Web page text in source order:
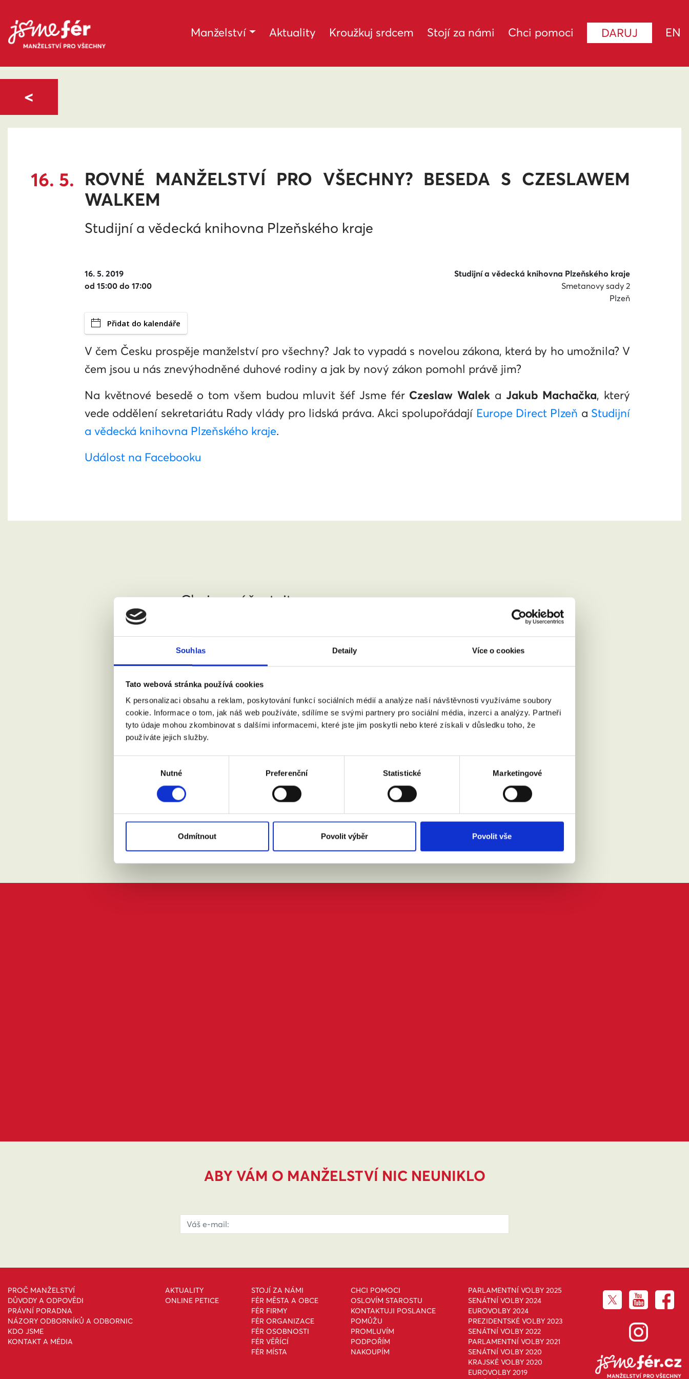
Souhlas Detaily Více o cookies
Tato webová stránka používá cookies
K personalizaci obsahu a reklam, poskytování funkcí sociálních médií a analýze naší návštěvnosti využíváme soubory
cookie. Informace o tom, jak náš web používáte, sdílíme se svými partnery pro sociální média, inzerci a analýzy. Partneři
tyto údaje mohou zkombinovat s dalšími informacemi, které jste jim poskytli nebo které získali v důsledku toho, že
používáte jejich služby.
Nutné Preferenční Statistické Marketingové
Odmítnout Povolit výběr Povolit vše
Manželství Aktuality Kroužkuj srdcem Stojí za námi Chci pomoci DARUJ EN
16. 5. ROVNÉ MANŽELSTVÍ PRO VŠECHNY? BESEDA S CZESLAWEM
WALKEM
Studijní a vědecká knihovna Plzeňského kraje
16. 5. 2019
od 15:00 do 17:00
Studijní a vědecká knihovna Plzeňského kraje
Smetanovy sady 2
Plzeň
Přidat do kalendáře
V čem Česku prospěje manželství pro všechny? Jak to vypadá s novelou zákona, která by ho umožnila? V
čem jsou u nás znevýhodněné duhové rodiny a jak by nový zákon pomohl právě jim?
Na květnové besedě o tom všem budou mluvit šéf Jsme fér Czeslaw Walek a Jakub Machačka, který
vede oddělení sekretariátu Rady vlády pro lidská práva. Akci spolupořádají Europe Direct Plzeň a Studijní
a vědecká knihovna Plzeňského kraje.
Událost na Facebooku
<
Chci se zúčastnit.
Kde žijete? (město, PSČ):
Přijdu s doprovodem.
Souhlasím se zpracováním osobních údajů podle zákona č. 101/2000 Sb.
ABY VÁM O MANŽELSTVÍ NIC NEUNIKLO
PROČ MANŽELSTVÍ
DŮVODY A ODPOVĚDI
PRÁVNÍ PORADNA
NÁZORY ODBORNÍKŮ A ODBORNIC
KDO JSME
KONTAKT A MÉDIA
AKTUALITY
ONLINE PETICE
STOJÍ ZA NÁMI
FÉR MĚSTA A OBCE
FÉR FIRMY
FÉR ORGANIZACE
FÉR OSOBNOSTI
FÉR VĚŘÍCÍ
FÉR MÍSTA
CHCI POMOCI
OSLOVÍM STAROSTU
KONTAKTUJI POSLANCE
POMŮŽU
PROMLUVÍM
PODPOŘÍM
NAKOUPÍM
PARLAMENTNÍ VOLBY 2025
SENÁTNÍ VOLBY 2024
EUROVOLBY 2024
PREZIDENTSKÉ VOLBY 2023
SENÁTNÍ VOLBY 2022
PARLAMENTNÍ VOLBY 2021
SENÁTNÍ VOLBY 2020
KRAJSKÉ VOLBY 2020
EUROVOLBY 2019